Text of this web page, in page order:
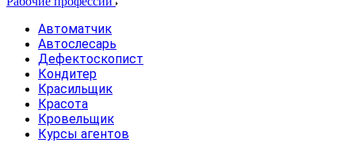
Автоматчик
Автослесарь
Дефектоскопист
Кондитер
Красильщик
Красота
Кровельщик
Курсы агентов